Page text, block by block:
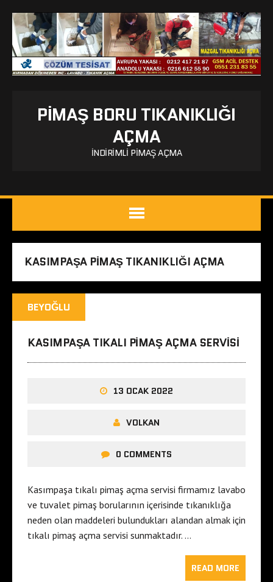
PIMAŞ BORU TIKANIKLIĞI
AÇMA
İNDIRIMLI PIMAŞ AÇMA
KASIMPAŞA PIMAŞ TIKANIKLIĞI AÇMA
BEYOĞLU
KASIMPAŞA TIKALI PIMAŞ AÇMA SERVISI
13 OCAK 2022
VOLKAN
0 COMMENTS
Kasımpaşa tıkalı pimaş açma servisi firmamız lavabo
ve tuvalet pimaş borularının içerisinde tıkanıklığa
neden olan maddeleri bulundukları alandan almak için
tıkalı pimaş açma servisi sunmaktadır. …
READ MORE